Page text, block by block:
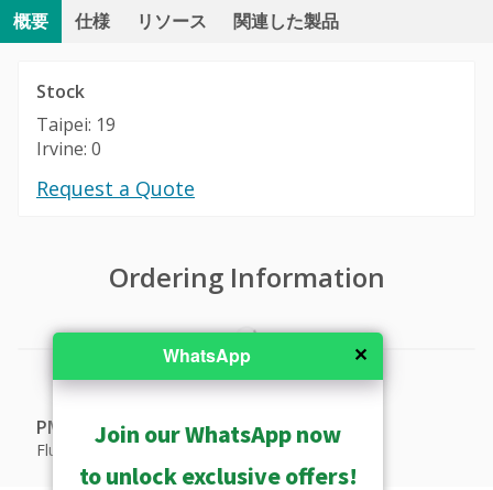
概要 仕様 リソース 関連した製品
Stock
Taipei: 19
Irvine: 0
Request a Quote
Ordering Information
PMAX-1035
Flush Mount (for A826)
✕
WhatsApp
Join our WhatsApp now
to unlock exclusive offers!